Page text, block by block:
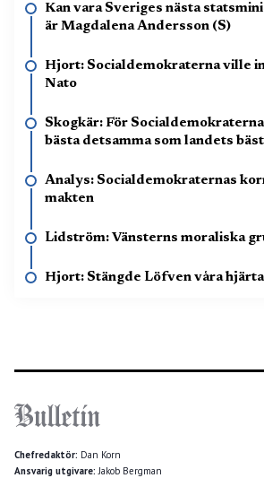
Kan vara Sveriges nästa
är Magdalena Andersson (S)
Hjort: Socialdemokraterna ville
Nato
Skogkär: För
bästa detsamma som landets
Analys: Socialdemokraternas
makten
Lidström: Vänsterns moraliska
Hjort: Stängde Löfven våra
Chefredaktör: Dan Korn
Ansvarig utgivare: Jakob Bergman